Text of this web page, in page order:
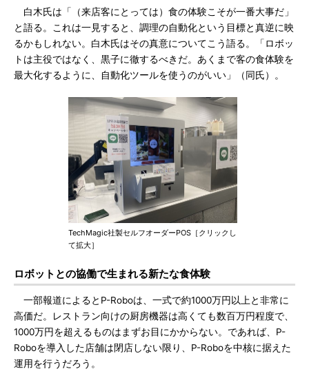
白木氏は「（来店客にとっては）食の体験こそが一番大事だ」
と語る。これは一見すると、調理の自動化という目標と真逆に映
るかもしれない。白木氏はその真意についてこう語る。「ロボッ
トは主役ではなく、黒子に徹するべきだ。あくまで客の食体験を
最大化するように、自動化ツールを使うのがいい」（同氏）。
TechMagic社製セルフオーダーPOS［クリックし
て拡大］
ロボットとの協働で生まれる新たな食体験
一部報道によるとP-Roboは、一式で約1000万円以上と非常に
高価だ。レストラン向けの厨房機器は高くても数百万円程度で、
1000万円を超えるものはまずお目にかからない。であれば、P-
Roboを導入した店舗は閉店しない限り、P-Roboを中核に据えた
運用を行うだろう。